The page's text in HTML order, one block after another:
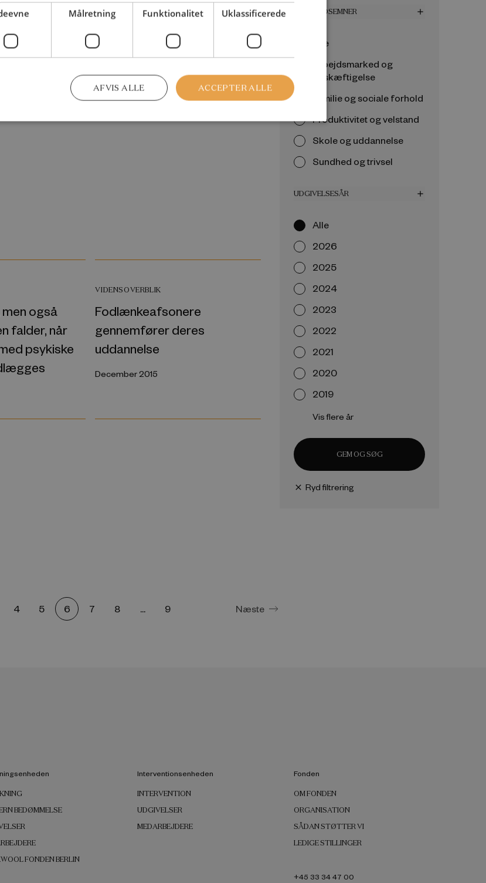
– en
i Sdr.
FORSKNINGSRAPPORT
Fra fængsel til job?
Marts 2016
også
falder, når
psykiske
VIDENSOVERBLIK
Fodlænkeafsonere
gennemfører deres
uddannelse
December 2015
VELFÆRDSEMNER add
Alle
Arbejdsmarked og
beskæftigelse
Familie og sociale forhold
Produktivitet og velstand
Skole og uddannelse
Sundhed og trivsel
UDGIVELSESÅR add
Alle
2026
2025
2024
2023
2022
2021
2020
2019
Vis flere år
GEM OG SØG
close Ryd filtrering
4 5 6 7 8 ... 9 Næste
BEDØMMELSE
FONDEN BERLIN
Interventionsenheden
INTERVENTION
UDGIVELSER
MEDARBEJDERE
Fonden
OM FONDEN
ORGANISATION
SÅDAN STØTTER VI
LEDIGE STILLINGER
+45 33 34 47 00
Målretning Funktionalitet Uklassificerede
ACCEPTER ALLE
AFVIS ALLE